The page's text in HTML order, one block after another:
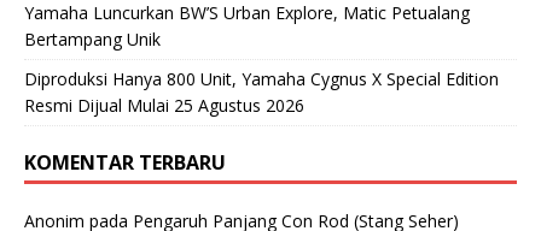
Yamaha Luncurkan BW’S Urban Explore, Matic Petualang
Bertampang Unik
Diproduksi Hanya 800 Unit, Yamaha Cygnus X Special Edition
Resmi Dijual Mulai 25 Agustus 2026
KOMENTAR TERBARU
Anonim pada Pengaruh Panjang Con Rod (Stang Seher)